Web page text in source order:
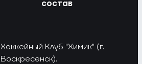
состав
Хоккейный Клуб "Химик" (г.
Воскресенск).